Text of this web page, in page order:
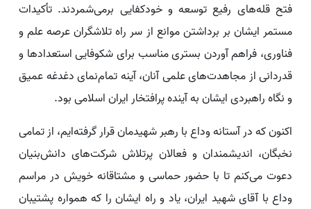
فتح قله‌های رفیع توسعه و خودکفایی برمی‌شمردند. تأکیدات
مستمر ایشان بر برداشتن موانع از سر راه تلاشگران عرصه علم و
فناوری، فراهم آوردن بستری مناسب برای شکوفایی استعدادها و
قدردانی از مجاهدت‌های علمی آنان، آینه‌ تمام‌نمای دغدغه‌ عمیق
و نگاه راهبردی ایشان به آینده‌ پرافتخار ایران اسلامی بود.
اکنون که در آستانه‌ وداع با رهبر شهیدمان قرار گرفته‌ایم، از تمامی
نخبگان، اندیشمندان و فعالان پرتلاش شرکت‌های دانش‌بنیان
دعوت می‌کنم تا با حضور حماسی و مشتاقانه خویش در مراسم
وداع با آقای شهید ایران، یاد و راه ایشان را که همواره پشتیبان